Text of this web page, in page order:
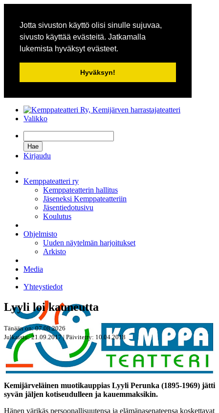
Jotta sivuston käyttö olisi sinulle sujuvaa,
sivusto käyttää evästeitä. Jatkamalla
lukemista hyväksyt evästeet.
Hyväksyn!
Valikko
Kirjaudu
Kemppateatteri ry
Kemppateatterin hallitus
Jäseneksi Kemppateatteriin
Jäsentiedotusivu
Koulutus
Ohjelmisto
Uuden näytelmän harjoitukset
Arkisto
Media
Yhteystiedot
Lyyli loi kauneutta
Tänään on: 07.08.2026
Julkaistu: 21.09.2017 | Päivitetty: 10.04.2018
Kemijärveläinen muotikauppias Lyyli Perunka (1895-1969) jätti
syvän jäljen kotiseudulleen ja kauemmaksikin.
Hänen värikäs persoonallisuutensa ja elämänasenateensa koskettavat